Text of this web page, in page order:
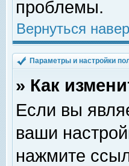
проблемы.
Вернуться
Параметры и настройки
» Как
Если вы
ваши
нажмите